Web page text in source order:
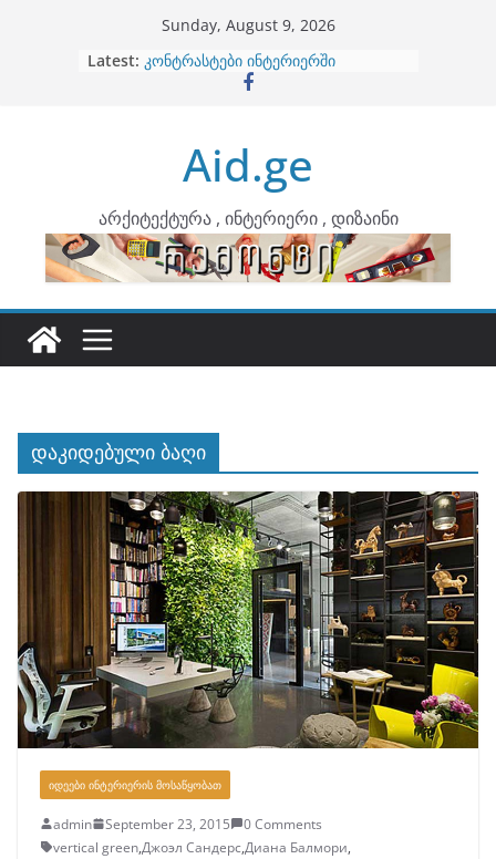
Sunday, August 9, 2026
Latest: ბინების გაერთიანება
კონტრასტები ინტერიერში
ინტერიერის დიზიანი
არტემიდი წარმოგიდგენთ
Aid.ge
არქიტექტურა , ინტერიერი , დიზაინი
დაკიდებული ბაღი
ᲘᲓᲔᲔᲑᲘ ᲘᲜᲢᲔᲠᲘᲔᲠᲘᲡ ᲛᲝᲡᲐᲬᲧᲝᲑᲐᲗ
admin September 23, 2015
0 Comments
vertical green,Джоэл Сандерс,Диана Балмори,